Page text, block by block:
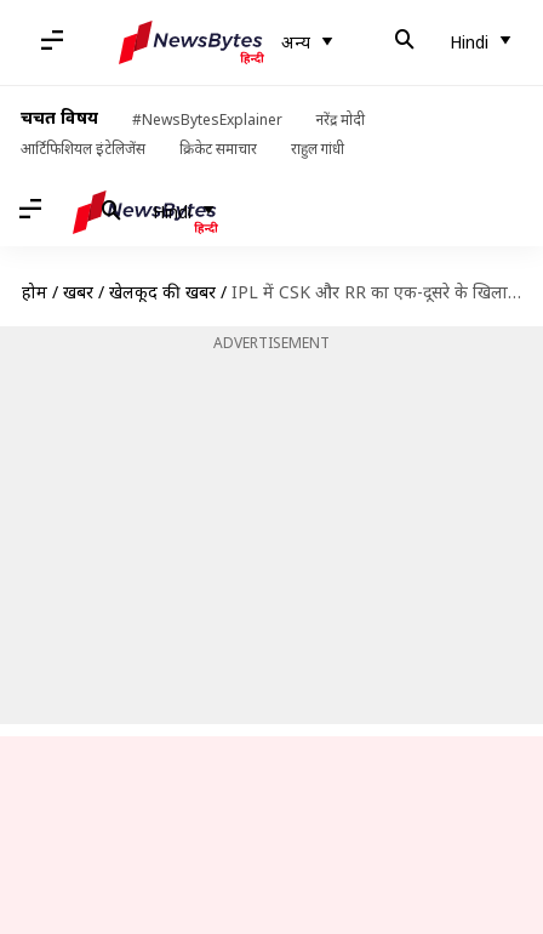
अन्य Hindi
चर्चित विषय #NewsBytesExplainer
नरेंद्र मोदी
आर्टिफिशियल इंटेलिजेंस
क्रिकेट समाचार राहुल गांधी
Hindi
होम / खबरें / खेलकूद की खबरें / IPL में CSK और RR का एक-दूसरे के खिलाफ कैसा रहा है प्रदर्शन? आंकड़ों से जानिए
ADVERTISEMENT